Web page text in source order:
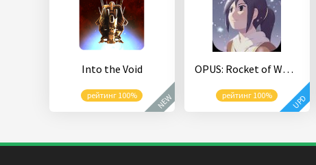
Into the Void
рейтинг 100% NEW
OPUS: Rocket of Whispers
рейтинг 100% UPD